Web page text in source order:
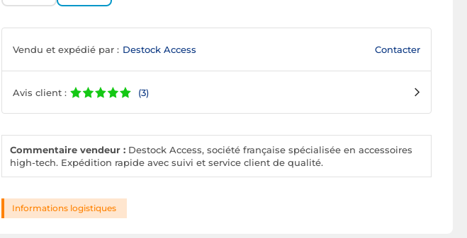
Vendu et expédié par : Destock Access Contacter
Avis client : (3)
Commentaire vendeur : Destock Access, société française spécialisée en accessoires
high-tech. Expédition rapide avec suivi et service client de qualité.
Informations logistiques